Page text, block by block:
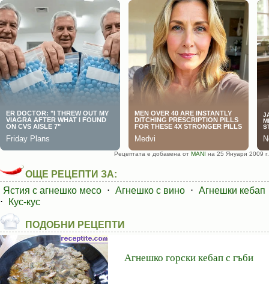
Рецептата е добавена от MANI на 25 Януари 2009 г.
ОЩЕ РЕЦЕПТИ ЗА:
Ястия с агнешко месо ⋅ Агнешко с вино ⋅ Агнешки кебап
⋅
Кус-кус
ПОДОБНИ РЕЦЕПТИ
Агнешко горски кебап с гъби